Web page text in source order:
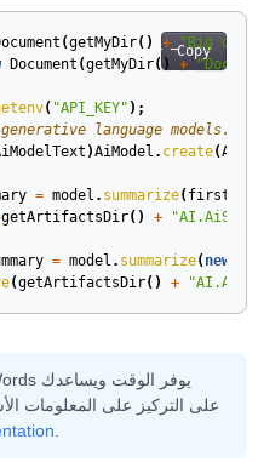
Copy
(getMyDir() + "Big
Document (getMyDir() +
( "API_KEY" );
language models.
)AiModel . create(
= model . summarize(firstDoc
getArtifactsDir() +
= model . summarize(new
(getArtifactsDir() +
على التركيز على المعلومات